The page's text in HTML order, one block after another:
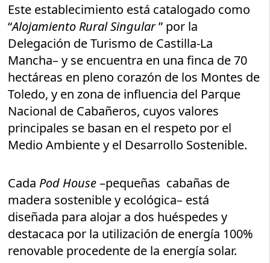
Este establecimiento está catalogado como
“Alojamiento Rural Singular” por la
Delegación de Turismo de Castilla-La
Mancha– y se encuentra en una finca de 70
hectáreas en pleno corazón de los Montes de
Toledo, y en zona de influencia del Parque
Nacional de Cabañeros, cuyos valores
principales se basan en el respeto por el
Medio Ambiente y el Desarrollo Sostenible.
Cada Pod House–pequeñas cabañas de
madera sostenible y ecológica– está
diseñada para alojar a dos huéspedes y
destacaca por la utilización de energía 100%
renovable procedente de la energía solar.